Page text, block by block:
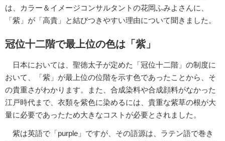
は、カラー＆イメージコンサルタントの花岡ふみよさんに、
「紫」が「高貴」と結びつきやすい理由について聞きました。
冠位十二階で最上位の色は「紫」
日本においては、聖徳太子が定めた「冠位十二階」の制度に
おいて、「紫」が最上位の位階を示す色であったことから、そ
の貴重さがわかります。また、合成染料や合成顔料がなかった
江戸時代まで、衣類を紫色に染めるには、貴重な紫草の根が大
量に必要であったため大きなコストが必要とされました。
紫は英語で「purple」ですが、その語源は、ラテン語で巻き